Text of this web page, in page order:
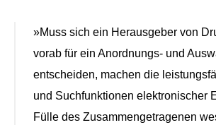
»Muss sich ein Herausgeber von
vorab für ein Anordnungs- und
entscheiden, machen die
und Suchfunktionen elektronischer
Fülle des Zusammengetragenen